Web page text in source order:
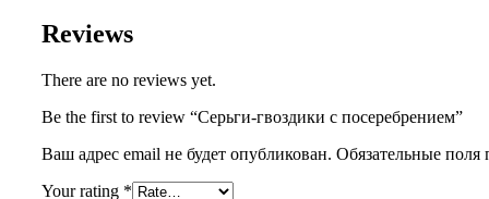
Reviews
There are no reviews yet.
Be the first to review “Серьги-гвоздики c посеребрением”
Ваш адрес email не будет опубликован. Обязательные
Your rating *